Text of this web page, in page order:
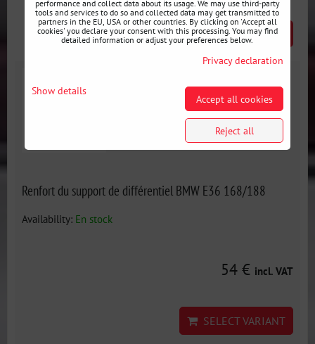
pcs AJOUTER AU PANIER
Renfort du support de différentiel BMW E36 168/188
Availability: En stock
54 € incl. VAT
SELECT VARIANT
performance and collect data about its usage. We may use third-party
tools and services to do so and collected data may get transmitted to
partners in the EU, USA or other countries. By clicking on 'Accept all
cookies' you declare your consent with this processing. You may find
detailed information or adjust your preferences below.
Privacy declaration
Show details
Accept all cookies
Reject all